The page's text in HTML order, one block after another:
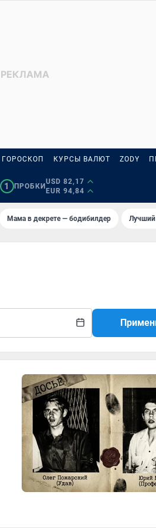
ГОРОСКОП КУРСЫ ВАЛЮТ ZODY
1 ПРОБКИ
USD 82,17
EUR 94,84
Мама в декрете — бодибилдер